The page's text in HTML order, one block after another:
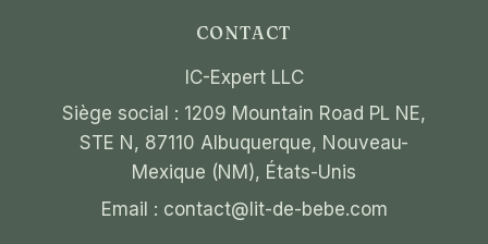
CONTACT
IC-Expert LLC
Siège social : 1209 Mountain Road PL NE,
STE N, 87110 Albuquerque, Nouveau-
Mexique (NM), États-Unis
Email : contact@lit-de-bebe.com